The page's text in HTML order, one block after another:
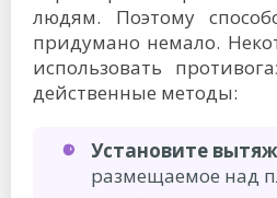
людям. Поэтому
придумано немало.
использовать
действенные методы:
Установите
размещаемое над